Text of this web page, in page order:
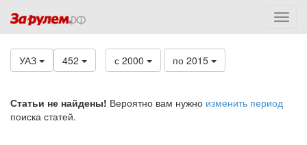
УАЗ 452 с 2000 по 2015
Статьи не найдены! Вероятно вам нужно изменить период
поиска статей.